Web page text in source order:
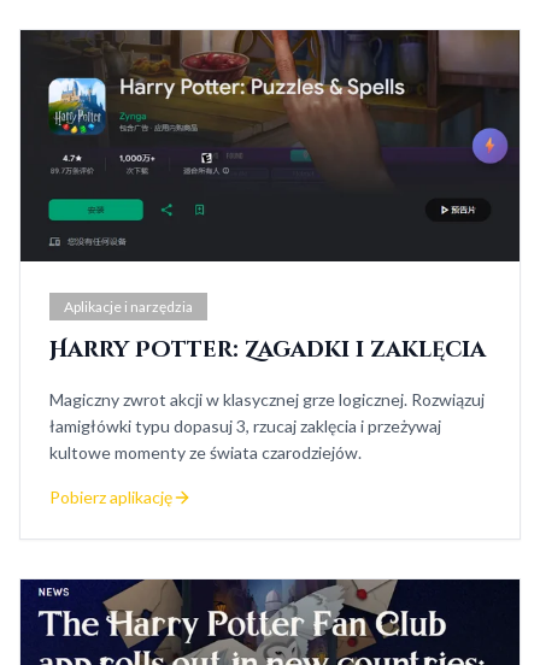
Aplikacje i narzędzia
Harry Potter: Zagadki i zaklęcia
Magiczny zwrot akcji w klasycznej grze logicznej. Rozwiązuj
łamigłówki typu dopasuj 3, rzucaj zaklęcia i przeżywaj
kultowe momenty ze świata czarodziejów.
Pobierz aplikację